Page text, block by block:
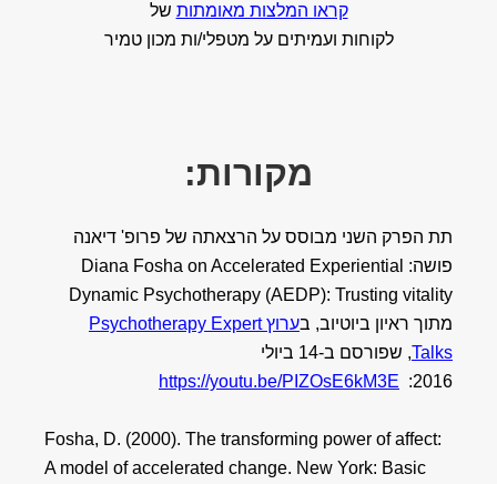
קראו המלצות מאומתות של
לקוחות ועמיתים על מטפלי/ות מכון טמיר
מקורות:
תת הפרק השני מבוסס על הרצאתה של פרופ' דיאנה
פושה: Diana Fosha on Accelerated Experiential
Dynamic Psychotherapy (AEDP): Trusting vitality
מתוך ראיון ביוטיוב, ב
ערוץ Psychotherapy Expert
Talks
, שפורסם ב-14 ביולי
2016:
https://youtu.be/PIZOsE6kM3E
Fosha, D. (2000). The transforming power of affect:
A model of accelerated change. New York: Basic